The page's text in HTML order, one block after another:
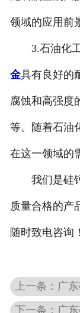
领域的应用前
3.石油化工
金具有良好的
腐蚀和高强度
等。随着石油
在这一领域的
我们是硅钙
质量合格的产
随时致电咨询！
上一条：广
下一条：广